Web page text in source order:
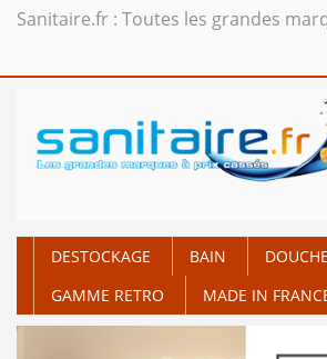
Sanitaire.fr : Toutes les grandes
DESTOCKAGE BAIN DOUCHE
GAMME RETRO
MADE IN